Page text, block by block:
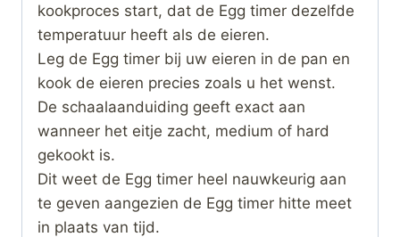
kookproces start, dat de Egg timer dezelfde
temperatuur heeft als de eieren.
Leg de Egg timer bij uw eieren in de pan en
kook de eieren precies zoals u het wenst.
De schaalaanduiding geeft exact aan
wanneer het eitje zacht, medium of hard
gekookt is.
Dit weet de Egg timer heel nauwkeurig aan
te geven aangezien de Egg timer hitte meet
in plaats van tijd.